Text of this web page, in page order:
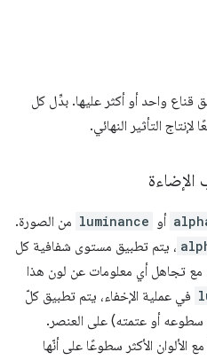
قناع واحد أو أكثر عليها. بدِّل كل
التأثير النهائي.
أو luminance من الصورة.
، يتم تطبيق مستوى شفافية كل
مع تجاهل أي معلومات عن لون هذا
في عملية الإخفاء، يتم تطبيق كلّ
أو عتمته) على العنصر.
الألوان الأكثر سطوعًا على أنّها